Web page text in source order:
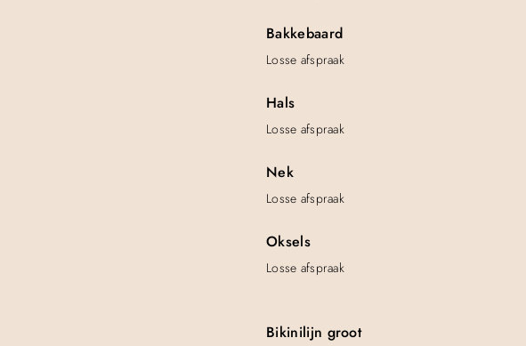
Bakkebaard
Losse afspraak
Hals
Losse afspraak
Nek
Losse afspraak
Oksels
Losse afspraak
Bikinilijn groot